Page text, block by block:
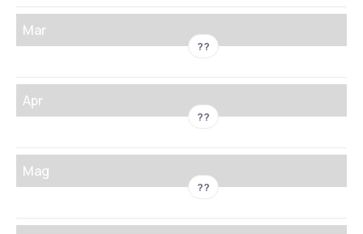
Mar
??
Apr
??
Mag
??